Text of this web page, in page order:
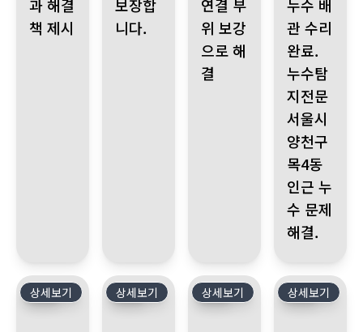
과 해결
책 제시
보장합
니다.
연결 부
위 보강
으로 해
결
누수 배
관 수리
완료.
누수탐
지전문
서울시
양천구
목4동
인근 누
수 문제
해결.
311
상세보기 310
상세보기 309
상세보기 308
상세보기